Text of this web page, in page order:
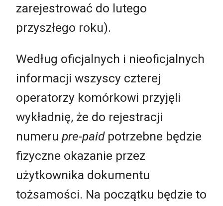
zarejestrować do lutego
przyszłego roku).
Według oficjalnych i nieoficjalnych
informacji wszyscy czterej
operatorzy komórkowi przyjęli
wykładnię, że do rejestracji
numeru pre-paidpotrzebne będzie
fizyczne okazanie przez
użytkownika dokumentu
tożsamości. Na początku będzie to